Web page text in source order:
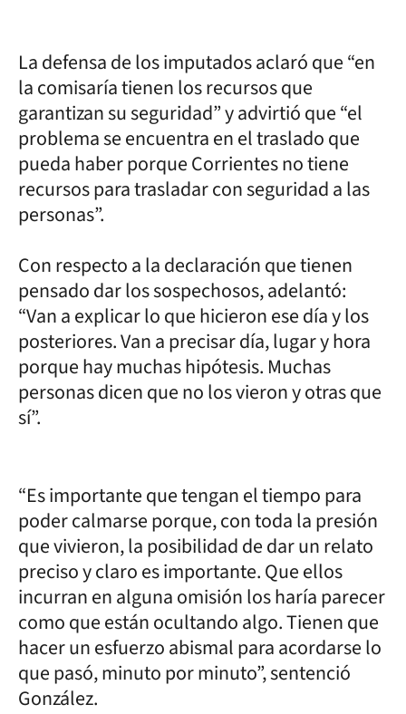
La defensa de los imputados aclaró que “en
la comisaría tienen los recursos que
garantizan su seguridad” y advirtió que “el
problema se encuentra en el traslado que
pueda haber porque Corrientes no tiene
recursos para trasladar con seguridad a las
personas”.
Con respecto a la declaración que tienen
pensado dar los sospechosos, adelantó:
“Van a explicar lo que hicieron ese día y los
posteriores. Van a precisar día, lugar y hora
porque hay muchas hipótesis. Muchas
personas dicen que no los vieron y otras que
sí”.
“Es importante que tengan el tiempo para
poder calmarse porque, con toda la presión
que vivieron, la posibilidad de dar un relato
preciso y claro es importante. Que ellos
incurran en alguna omisión los haría parecer
como que están ocultando algo. Tienen que
hacer un esfuerzo abismal para acordarse lo
que pasó, minuto por minuto”, sentenció
González.